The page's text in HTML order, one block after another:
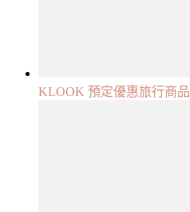
KLOOK 預定優惠旅行商品